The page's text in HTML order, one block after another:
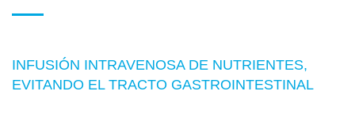
INFUSIÓN INTRAVENOSA DE NUTRIENTES,
EVITANDO EL TRACTO GASTROINTESTINAL